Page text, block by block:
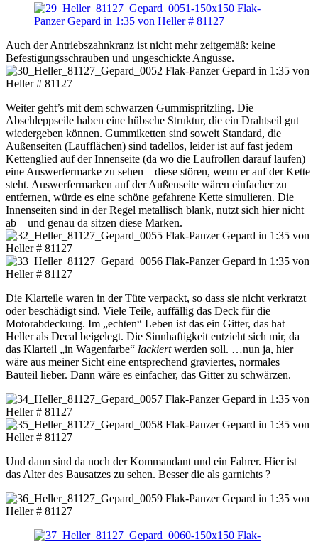
Auch der Antriebszahnkranz ist nicht mehr zeitgemäß: keine
Befestigungsschrauben und ungeschickte Angüsse.
Weiter geht’s mit dem schwarzen Gummispritzling. Die
Abschleppseile haben eine hübsche Struktur, die ein Drahtseil gut
wiedergeben können. Gummiketten sind soweit Standard, die
Außenseiten (Laufflächen) sind tadellos, leider ist auf fast jedem
Kettenglied auf der Innenseite (da wo die Laufrollen darauf laufen)
eine Auswerfermarke zu sehen – diese stören, wenn er auf der Kette
steht. Auswerfermarken auf der Außenseite wären einfacher zu
entfernen, würde es eine schöne gefahrene Kette simulieren. Die
Innenseiten sind in der Regel metallisch blank, nutzt sich hier nicht
ab – und genau da sitzen diese Marken.
Die Klarteile waren in der Tüte verpackt, so dass sie nicht verkratzt
oder beschädigt sind. Viele Teile, auffällig das Deck für die
Motorabdeckung. Im „echten“ Leben ist das ein Gitter, das hat
Heller als Decal beigelegt. Die Sinnhaftigkeit entzieht sich mir, da
das Klarteil „in Wagenfarbe“ lackiertwerden soll. …nun ja, hier
wäre aus meiner Sicht eine entsprechend graviertes, normales
Bauteil lieber. Dann wäre es einfacher, das Gitter zu schwärzen.
Und dann sind da noch der Kommandant und ein Fahrer. Hier ist
das Alter des Bausatzes zu sehen. Besser die als garnichts ?